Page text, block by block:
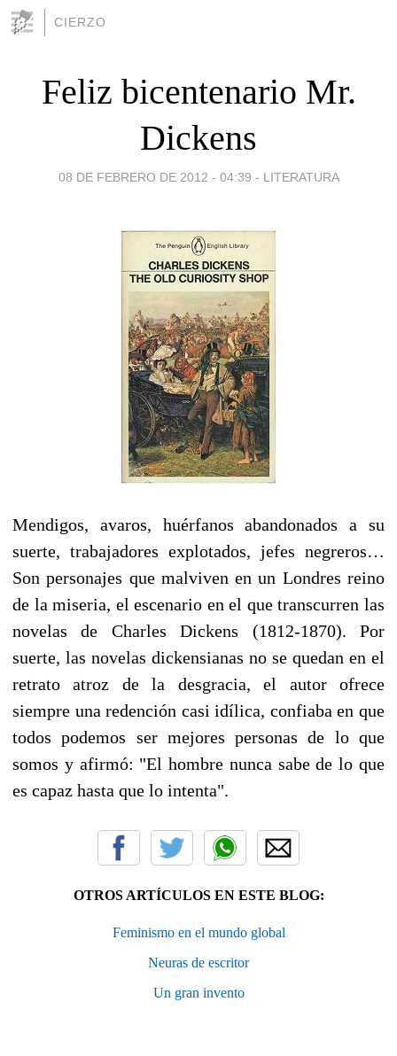
CIERZO
Feliz bicentenario Mr.
Dickens
08 DE FEBRERO DE 2012 - 04:39 - LITERATURA
Mendigos, avaros, huérfanos abandonados a su
suerte, trabajadores explotados, jefes negreros…
Son personajes que malviven en un Londres reino
de la miseria, el escenario en el que transcurren las
novelas de Charles Dickens (1812-1870). Por
suerte, las novelas dickensianas no se quedan en el
retrato atroz de la desgracia, el autor ofrece
siempre una redención casi idílica, confiaba en que
todos podemos ser mejores personas de lo que
somos y afirmó: "El hombre nunca sabe de lo que
es capaz hasta que lo intenta".
OTROS ARTÍCULOS EN ESTE BLOG:
Feminismo en el mundo global
Neuras de escritor
Un gran invento